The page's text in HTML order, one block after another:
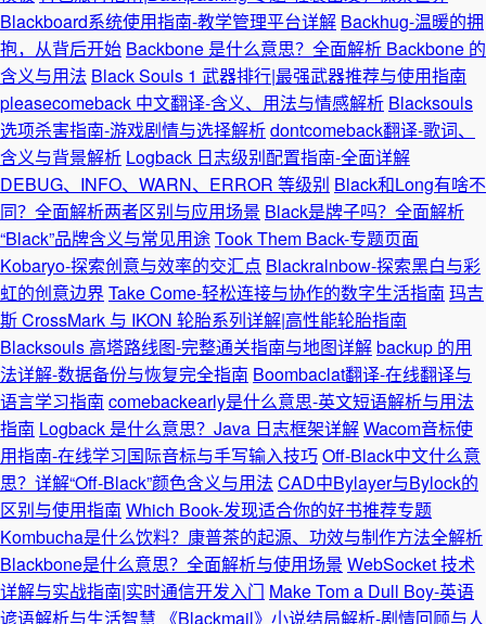
Blackboard系统使用指南-教学管理平台详解 Backhug-温暖的拥
抱，从背后开始 Backbone 是什么意思？全面解析 Backbone 的
含义与用法 Black Souls 1 武器排行|最强武器推荐与使用指南
pleasecomeback 中文翻译-含义、用法与情感解析 Blacksouls
选项杀害指南-游戏剧情与选择解析dontcomeback翻译-歌词、
含义与背景解析 Logback 日志级别配置指南-全面详解
DEBUG、INFO、WARN、ERROR 等级别 Black和Long有啥不
同？全面解析两者区别与应用场景 Black是牌子吗？全面解析
“Black”品牌含义与常见用途Took Them Back-专题页面
Kobaryo-探索创意与效率的交汇点 Blackralnbow-探索黑白与彩
虹的创意边界 Take Come-轻松连接与协作的数字生活指南 玛吉
斯 CrossMark 与 IKON 轮胎系列详解|高性能轮胎指南
Blacksouls 高塔路线图-完整通关指南与地图详解backup 的用
法详解-数据备份与恢复完全指南 Boombaclat翻译-在线翻译与
语言学习指南 comebackearly是什么意思-英文短语解析与用法
指南 Logback 是什么意思？Java 日志框架详解Wacom音标使
用指南-在线学习国际音标与手写输入技巧Off-Black中文什么意
思？详解“Off-Black”颜色含义与用法 CAD中Bylayer与Bylock的
区别与使用指南 Which Book-发现适合你的好书推荐专题
Kombucha是什么饮料？康普茶的起源、功效与制作方法全解析
Blackbone是什么意思？全面解析与使用场景 WebSocket 技术
详解与实战指南|实时通信开发入门 Make Tom a Dull Boy-英语
谚语解析与生活智慧 《Blackmail》小说结局解析-剧情回顾与人